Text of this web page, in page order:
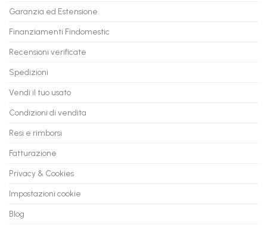
anche
a
in
con
Garanzia ed Estensione
Finanziamenti Findomestic
Recensioni verificate
Spedizioni
Vendi il tuo usato
Condizioni di vendita
Resi e rimborsi
Fatturazione
Privacy & Cookies
Impostazioni cookie
Blog